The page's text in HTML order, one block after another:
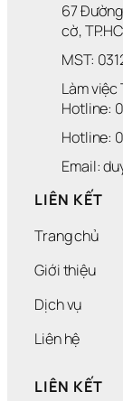
67
cờ,
MST:
Làm việc
Hotline:
Hotline:
Email:
LIÊN KẾT
Trang chủ
Giới thiệu
Dịch vụ
Liên hệ
LIÊN KẾT